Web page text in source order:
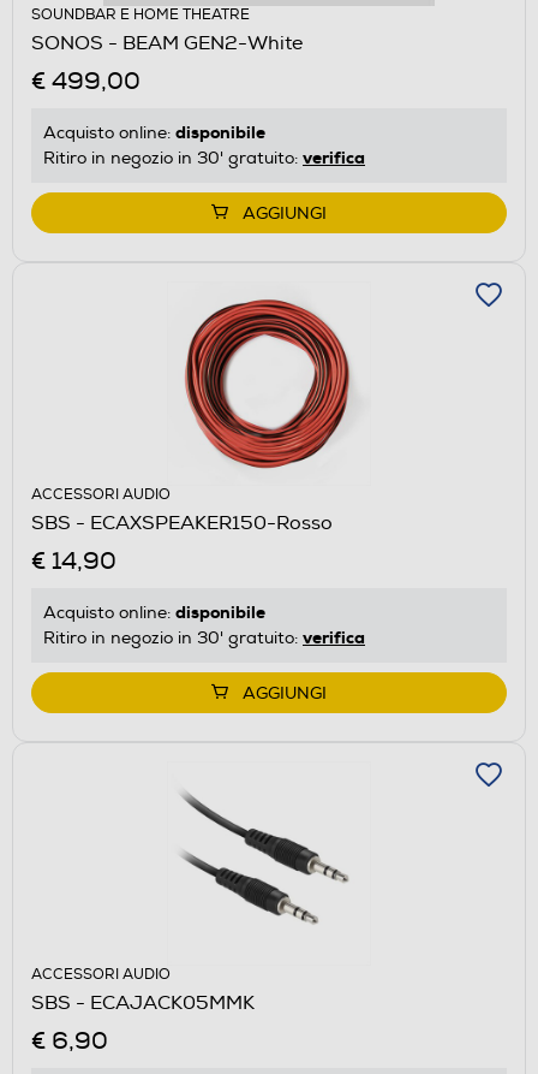
SOUNDBAR E HOME THEATRE
SONOS - BEAM GEN2-White
€ 499,00
Acquisto online: disponibile
Ritiro in negozio in 30' gratuito: verifica
AGGIUNGI
ACCESSORI AUDIO
SBS - ECAXSPEAKER150-Rosso
€ 14,90
Acquisto online: disponibile
Ritiro in negozio in 30' gratuito: verifica
AGGIUNGI
ACCESSORI AUDIO
SBS - ECAJACK05MMK
€ 6,90